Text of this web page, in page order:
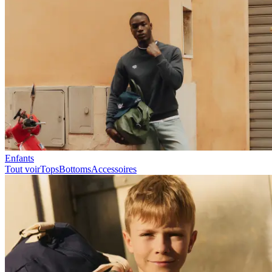
Summer 2026
0
En tendance actuellement
Polo
T-shirts
Shorts
T-SHIRTS
VÊTEMENTS D'EXTÉRIEUR